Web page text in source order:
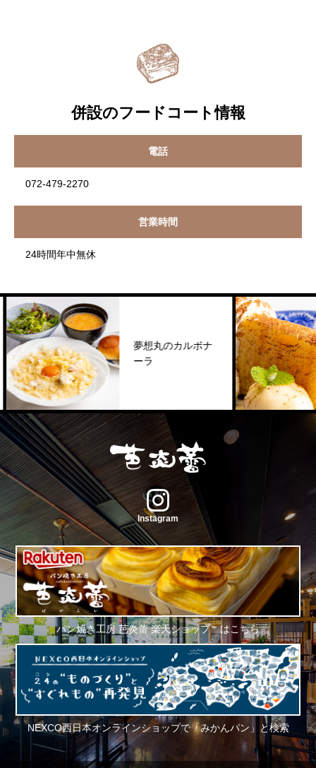
併設のフードコート情報
電話
072-479-2270
営業時間
24時間年中無休
夢想丸のカルボナ
ーラ
Instagram
パン焼き工房 芭炎蕾 楽天ショップ はこちら
NEXCO西日本オンラインショップで「みかんパン」と検索